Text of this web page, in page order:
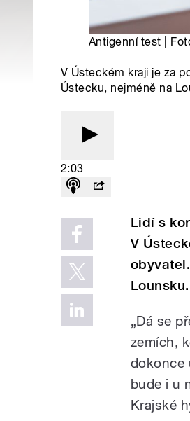
Antigenní test |
V Ústeckém kraji je za
Ústecku, nejméně na
2:03
Lidí s
V
Lounsku.
„Dá se
zemích,
dokonce
bude i u
Krajské